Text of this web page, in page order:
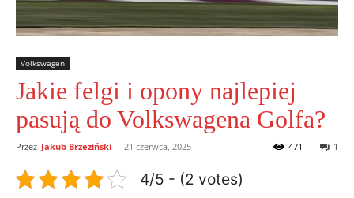
Volkswagen
Jakie felgi i opony najlepiej
pasują do Volkswagena Golfa?
Przez Jakub Brzeziński - 21 czerwca, 2025 1
471
4/5 - (2 votes)